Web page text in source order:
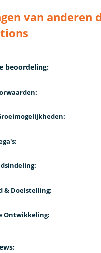
van anderen
beoordeling:
& Doelstelling:
Ontwikkeling: